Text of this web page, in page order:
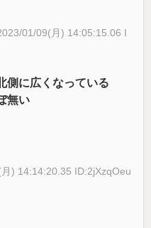
01/09(月) 14:05:15.06 I
に広くなっている
無い
) 14:14:20.35 ID:2jXzqOeu